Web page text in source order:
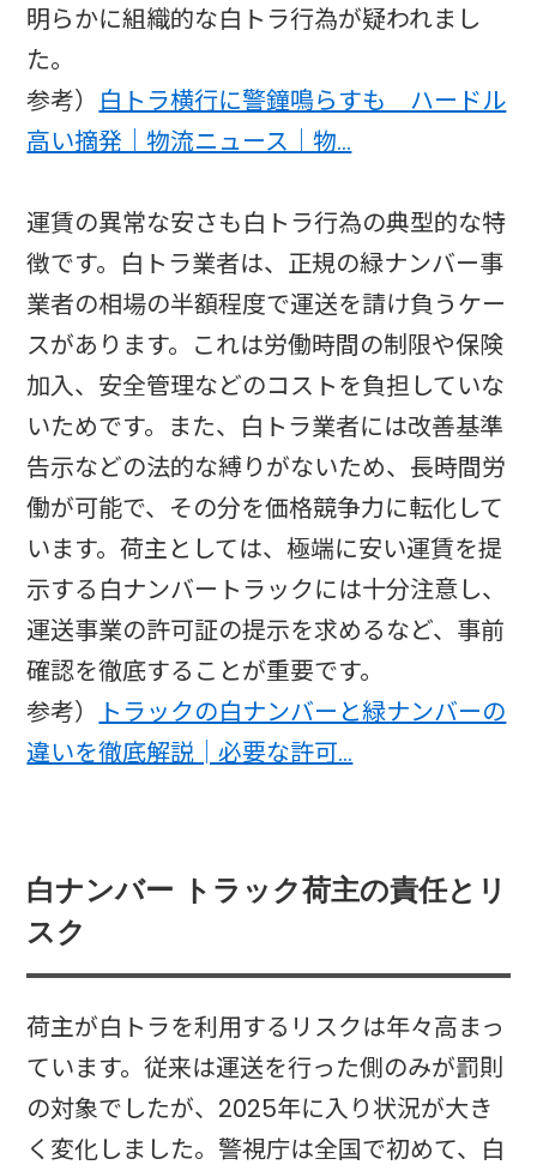
明らかに組織的な白トラ行為が疑われまし
た。
参考） 白トラ横行に警鐘鳴らすも ハードル
高い摘発｜物流ニュース｜物…
運賃の異常な安さも白トラ行為の典型的な特
徴です。白トラ業者は、正規の緑ナンバー事
業者の相場の半額程度で運送を請け負うケー
スがあります。これは労働時間の制限や保険
加入、安全管理などのコストを負担していな
いためです。また、白トラ業者には改善基準
告示などの法的な縛りがないため、長時間労
働が可能で、その分を価格競争力に転化して
います。荷主としては、極端に安い運賃を提
示する白ナンバートラックには十分注意し、
運送事業の許可証の提示を求めるなど、事前
確認を徹底することが重要です。
参考）
トラックの白ナンバーと緑ナンバーの
違いを徹底解説│必要な許可…
白ナンバー トラック荷主の責任とリ
スク
荷主が白トラを利用するリスクは年々高まっ
ています。従来は運送を行った側のみが罰則
の対象でしたが、2025年に入り状況が大き
く変化しました。警視庁は全国で初めて、白